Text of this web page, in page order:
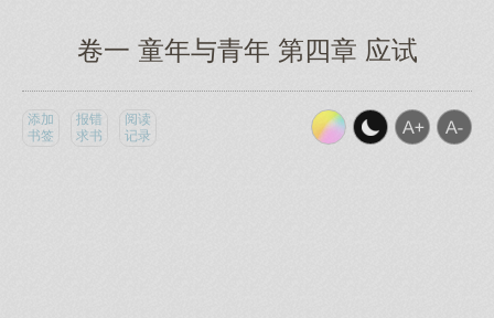
卷一 童年与青年 第四章 应试
添加
书签
报错
求书
阅读
记录